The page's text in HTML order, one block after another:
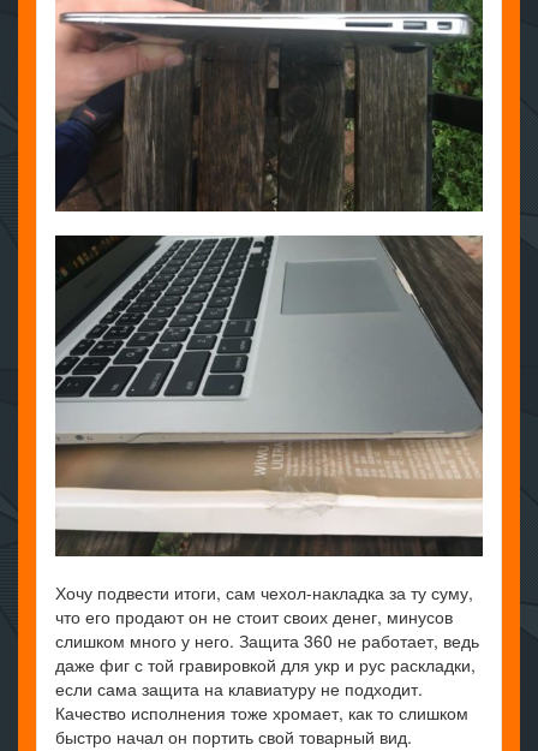
Хочу подвести итоги, сам чехол-накладка за ту суму,
что его продают он не стоит своих денег, минусов
слишком много у него. Защита 360 не работает, ведь
даже фиг с той гравировкой для укр и рус раскладки,
если сама защита на клавиатуру не подходит.
Качество исполнения тоже хромает, как то слишком
быстро начал он портить свой товарный вид.